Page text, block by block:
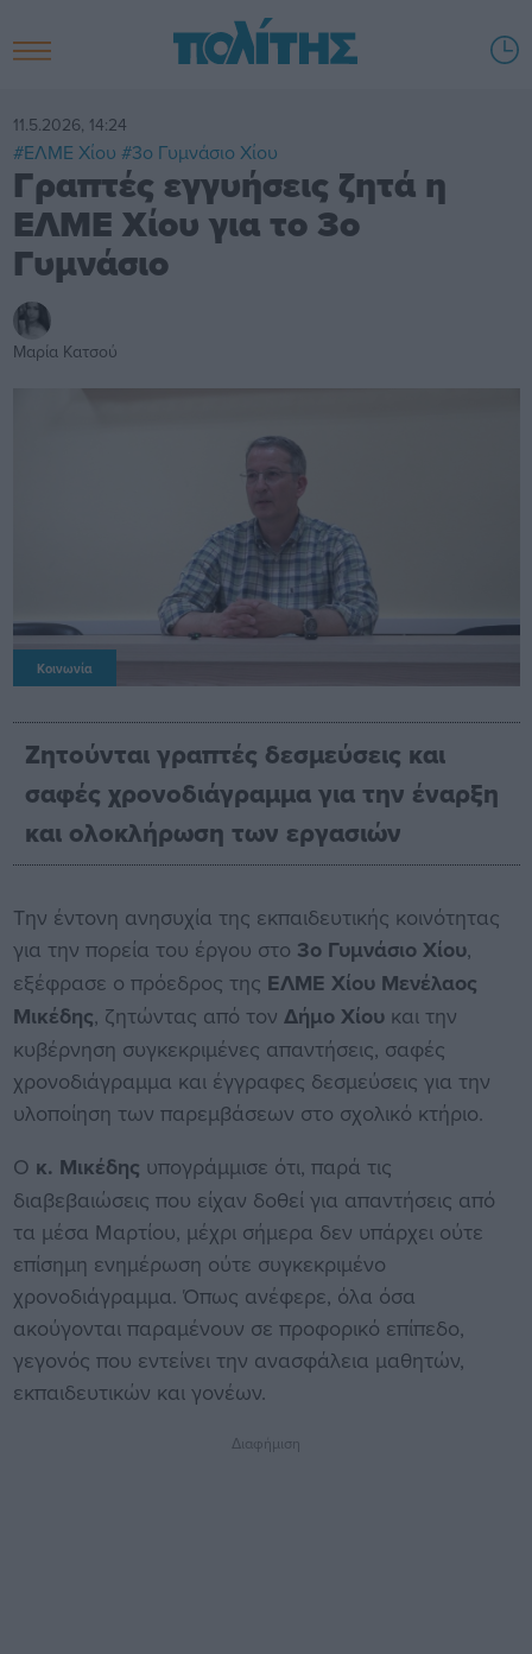
11.5.2026, 14:24
#ΕΛΜΕ Χίου #3ο Γυμνάσιο Χίου
Γραπτές εγγυήσεις ζητά η
ΕΛΜΕ Χίου για το 3ο
Γυμνάσιο
Μαρία Κατσού
Κοινωνία
Ζητούνται γραπτές δεσμεύσεις και
σαφές χρονοδιάγραμμα για την έναρξη
και ολοκλήρωση των εργασιών
Την έντονη ανησυχία της εκπαιδευτικής κοινότητας
για την πορεία του έργου στο 3ο Γυμνάσιο Χίου,
εξέφρασε ο πρόεδρος της ΕΛΜΕ Χίου Μενέλαος
Μικέδης, ζητώντας από τον Δήμο Χίουκαι την
κυβέρνηση συγκεκριμένες απαντήσεις, σαφές
χρονοδιάγραμμα και έγγραφες δεσμεύσεις για την
υλοποίηση των παρεμβάσεων στο σχολικό κτήριο.
Ο κ. Μικέδης υπογράμμισε ότι, παρά τις
διαβεβαιώσεις που είχαν δοθεί για απαντήσεις από
τα μέσα Μαρτίου, μέχρι σήμερα δεν υπάρχει ούτε
επίσημη ενημέρωση ούτε συγκεκριμένο
χρονοδιάγραμμα. Όπως ανέφερε, όλα όσα
ακούγονται παραμένουν σε προφορικό επίπεδο,
γεγονός που εντείνει την ανασφάλεια μαθητών,
εκπαιδευτικών και γονέων.
Διαφήμιση